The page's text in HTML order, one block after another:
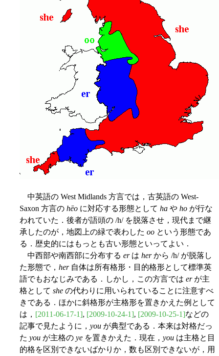
中英語の West Midlands 方言では，古英語の West-
Saxon 方言の hēo に対応する形態として ha や ho が行な
われていた．後者が語頭の /h/ を脱落させ，現代まで継
承したのが，地図上の緑で表わした oo という形態であ
る．歴史的にはもっとも古い形態といってよい．
中西部や南西部に分布する erは herから /h/ が脱落し
た形態で， her自体は所有格形・目的格形として標準英
語でもおなじみである．しかし，この方言では erが主
格として she の代わりに用いられていることに注意すべ
きである．ほかに斜格形が主格形を置きかえた例として
は， [2011-06-17-1], [2009-10-24-1], [2009-10-25-1]などの
記事で見たように， you が典型である．本来は対格だっ
た you が主格の ye を置きかえた．現在， you は主格と目
的格を区別できないばかりか，数も区別できないが，用